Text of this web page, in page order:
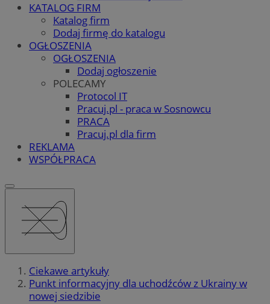
KATALOG FIRM
Katalog firm
Dodaj firmę do katalogu
OGŁOSZENIA
OGŁOSZENIA
Dodaj ogłoszenie
POLECAMY
Protocol IT
Pracuj.pl - praca w Sosnowcu
PRACA
Pracuj.pl dla firm
REKLAMA
WSPÓŁPRACA
Ciekawe artykuły
Punkt informacyjny dla uchodźców z Ukrainy w
nowej siedzibie